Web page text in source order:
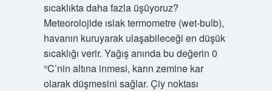
sıcaklıkta daha fazla üşüyoruz?
Meteorolojide ıslak termometre (wet-bulb),
havanın kuruyarak ulaşabileceği en düşük
sıcaklığı verir. Yağış anında bu değerin 0
°C’nin altına inmesi, karın zemine kar
olarak düşmesini sağlar. Çiy noktası